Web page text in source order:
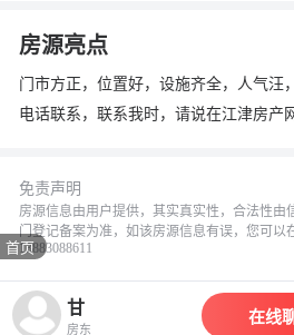
房源亮点
门市方正，位置好，设施齐全，人气汪
电话联系，联系我时，请说在江津房产
免责声明
房源信息由用户提供，其实真实性，合法性由
门登记备案为准，如该房源信息有误，您可以
13883088611
首页
甘
房东
在线